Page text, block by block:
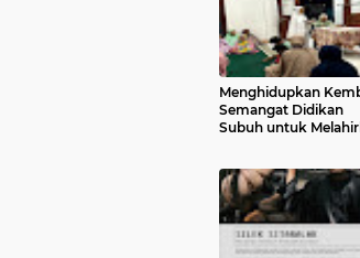
Menghidupkan
Semangat Didikan
Subuh untuk